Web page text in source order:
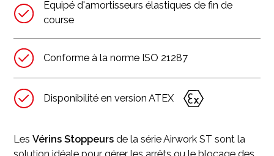
Equipé d'amortisseurs élastiques de fin de
course
Conforme à la norme ISO 21287
Disponibilité en version ATEX
LesVérins Stoppeurs de la série Airwork ST sont la
solution idéale pour gérer les arrêts ou le blocage des